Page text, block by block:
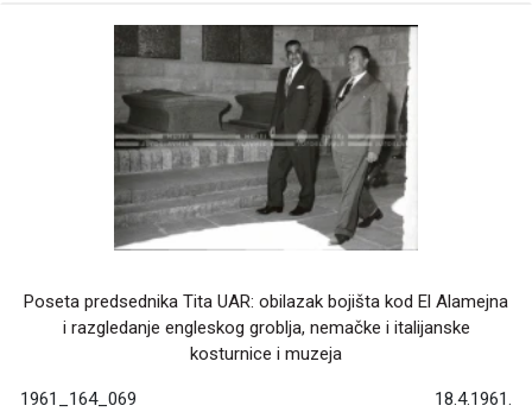
Poseta predsednika Tita UAR: obilazak bojišta kod El Alamejna
i razgledanje engleskog groblja, nemačke i italijanske
kosturnice i muzeja
1961_164_069 18.4.1961.